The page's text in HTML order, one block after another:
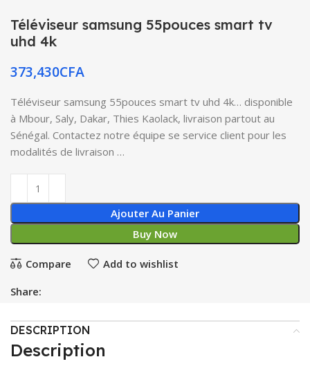
Téléviseur samsung 55pouces smart tv
uhd 4k
373,430CFA
Téléviseur samsung 55pouces smart tv uhd 4k… disponible
à Mbour, Saly, Dakar, Thies Kaolack, livraison partout au
Sénégal. Contactez notre équipe se service client pour les
modalités de livraison …
Ajouter Au Panier
Buy Now
Compare Add to wishlist
Share:
DESCRIPTION
Description